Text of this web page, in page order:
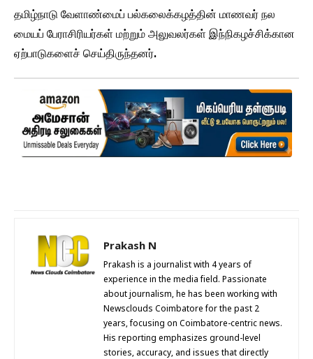
தமிழ்நாடு வேளாண்மைப் பல்கலைக்கழத்தின் மாணவர் நல
மையப் பேராசிரியர்கள் மற்றும் அலுவலர்கள் இந்நிகழச்சிக்கான
ஏற்பாடுகளைச் செய்திருந்தனர்.
Prakash N
Prakash is a journalist with 4 years of
experience in the media field. Passionate
about journalism, he has been working with
Newsclouds Coimbatore for the past 2
years, focusing on Coimbatore-centric news.
His reporting emphasizes ground-level
stories, accuracy, and issues that directly